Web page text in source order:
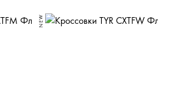
NEW